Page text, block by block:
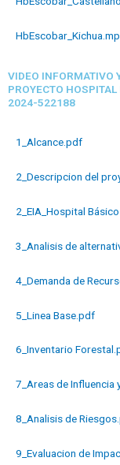
VIDEO INFORMATIVO
PROYECTO
2024-522188
1_Alcance.pdf
2_Descripcion del
2_EIA_Hospital
3_Analisis de
4_Demanda de
5_Linea Base.pdf
6_Inventario
7_Areas de Influencia
8_Analisis de
9_Evaluacion de